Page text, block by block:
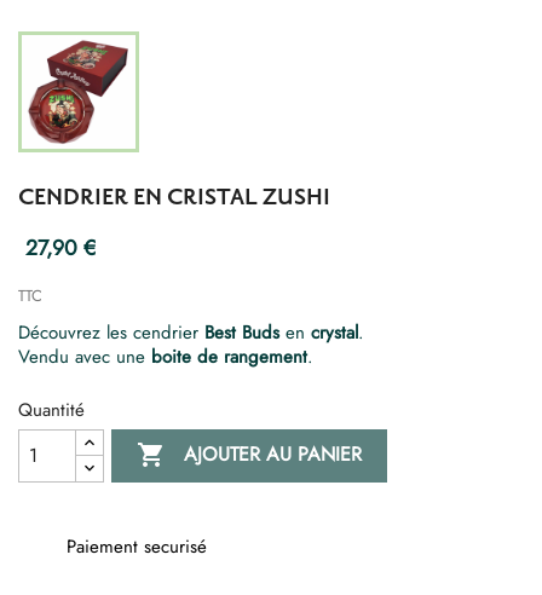
CENDRIER EN CRISTAL ZUSHI
27,90 €
TTC
Découvrez les cendrier Best Budsen crystal.
Vendu avec une boite de rangement.
Quantité
 AJOUTER AU PANIER
Paiement securisé